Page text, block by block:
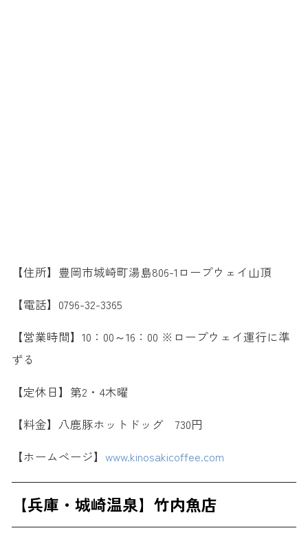
【住所】豊岡市城崎町湯島806-1ロープウェイ山頂
【電話】0796-32-3365
【営業時間】10：00～16：00 ※ロープウェイ運行に準
ずる
【定休日】第2・4木曜
【料金】八鹿豚ホットドッグ 730円
【ホームページ】 www.kinosakicoffee.com
【兵庫・城崎温泉】竹内魚店